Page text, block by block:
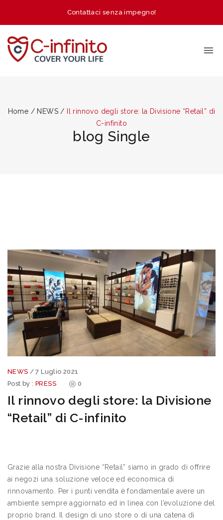
Contattaci senza impegno!
Home / NEWS /
Il rinnovo degli store: la Divisione “Retail” di
C-infinito
blog Single
NEWS / 7 Luglio 2021
Post by :PRESS 0
Il rinnovo degli store: la Divisione
“Retail” di C-infinito
Grazie alla nostra Divisione “Retail” siamo in grado di offrire
ai negozi una soluzione veloce ed economica di
rinnovamento. Per i punti vendita è fondamentale avere un
ambiente sempre aggiornato ed in linea con l’evoluzione del
proprio brand. Il design di uno store o di una catena di